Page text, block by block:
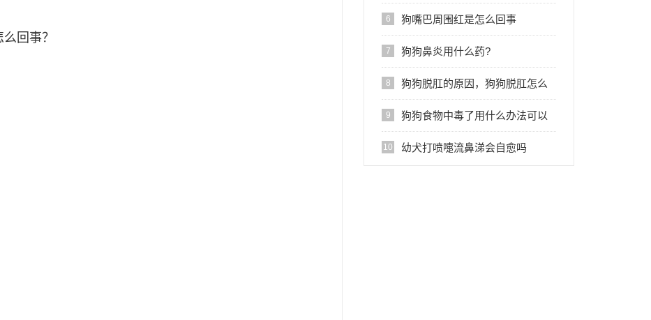
6 狗嘴巴周围红是怎么回事
7 狗狗鼻炎用什么药?
8 狗狗脱肛的原因，狗狗脱肛怎么
办？
9 狗狗食物中毒了用什么办法可以
解毒？
10 幼犬打喷嚏流鼻涕会自愈吗